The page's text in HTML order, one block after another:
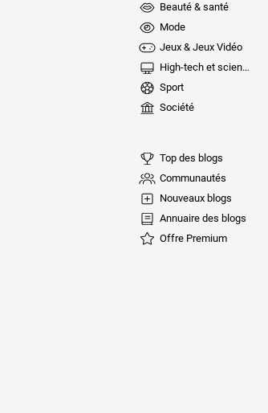
Beauté & santé
Mode
Jeux & Jeux Vidéo
High-tech et sciences
Sport
Société
Top des blogs
Communautés
Nouveaux blogs
Annuaire des blogs
Offre Premium